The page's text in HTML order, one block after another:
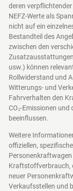
deren
NEFZ-Werte als
nicht auf ein
Bestandteil des
zwischen den
usw.) können
Rollwiderstand und
Witterungs- und
Fahrverhalten den
CO₂-Emissionen
beeinflussen.
Weitere
offiziellen,
Personenkraftwagen
Kraftstoffverbrauch,
neuer
Verkaufsstellen und